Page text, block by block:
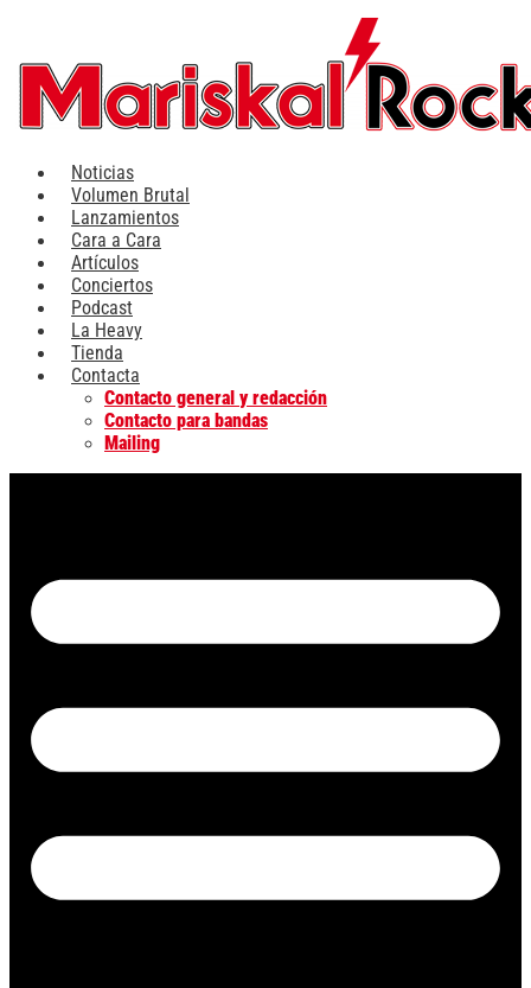
contenido
Noticias
Volumen Brutal
Lanzamientos
Cara a Cara
Artículos
Conciertos
Podcast
La Heavy
Tienda
Contacta
Contacto general y redacción
Contacto para bandas
Mailing